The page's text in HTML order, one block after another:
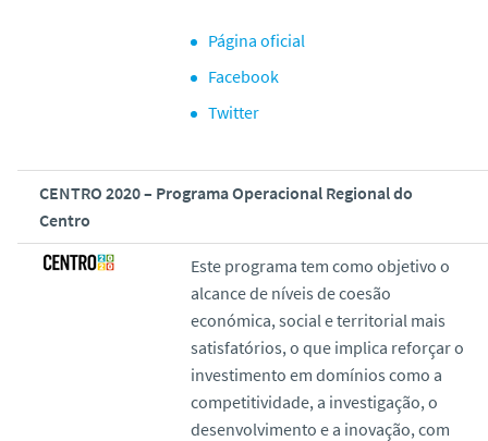
Página oficial
Facebook
Twitter
CENTRO 2020 – Programa Operacional Regional do
Centro
Este programa tem como objetivo o
alcance de níveis de coesão
económica, social e territorial mais
satisfatórios, o que implica reforçar o
investimento em domínios como a
competitividade, a investigação, o
desenvolvimento e a inovação, com